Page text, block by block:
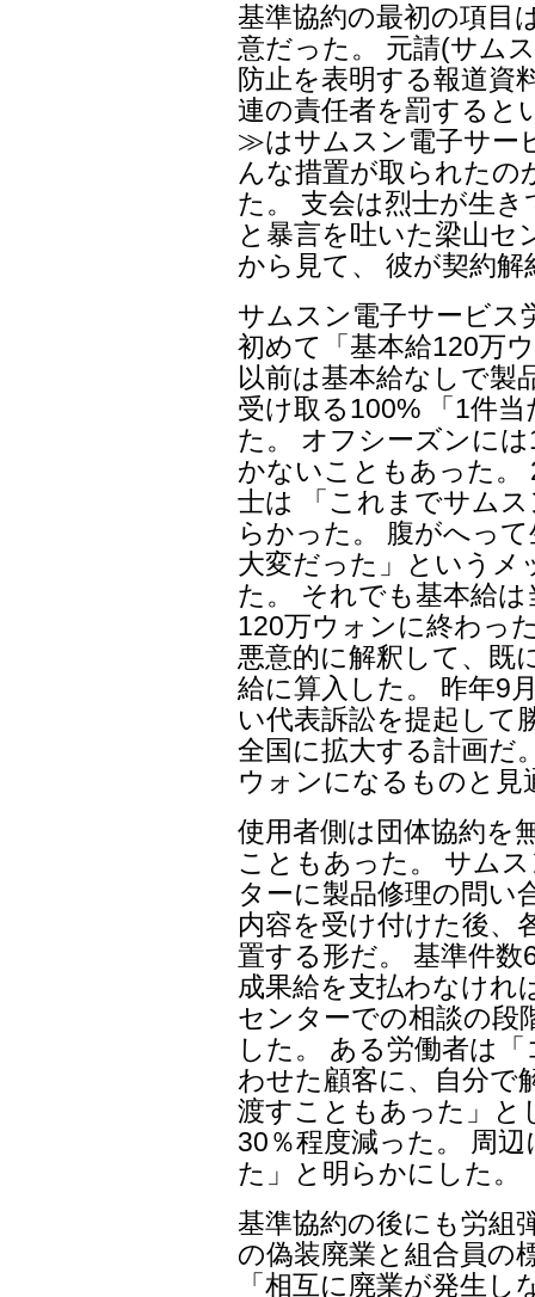
基準協約の最初の項目
意だった。 元請(サム
防止を表明する報道資
連の責任者を罰する
≫はサムスン電子サー
んな措置が取られた
た。 支会は烈士が生
と暴言を吐いた梁山セ
から見て、 彼が契約
サムスン電子サービス
初めて「基本給120万
以前は基本給なしで製
受け取る100% 「1件
た。 オフシーズンに
かないこともあった。
士は 「これまでサム
らかった。 腹がへっ
大変だった」というメ
た。 それでも基本給
120万ウォンに終わっ
悪意的に解釈して、既
給に算入した。 昨年9
い代表訴訟を提起して
全国に拡大する計画だ
ウォンになるものと見
使用者側は団体協約を
こともあった。 サム
ターに製品修理の問い
内容を受け付けた後、
置する形だ。 基準件
成果給を支払わなけれ
センターでの相談の段
した。 ある労働者は
わせた顧客に、自分で
渡すこともあった」と
30％程度減った。 周
た」と明らかにした。
基準協約の後にも労組
の偽装廃業と組合員の
「相互に廃業が発生